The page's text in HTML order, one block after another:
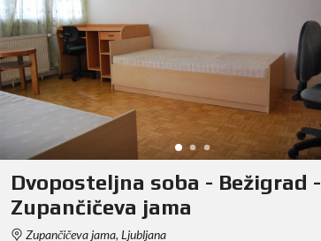
Dvoposteljna soba - Bežigrad -
Zupančičeva jama
Zupančičeva jama, Ljubljana